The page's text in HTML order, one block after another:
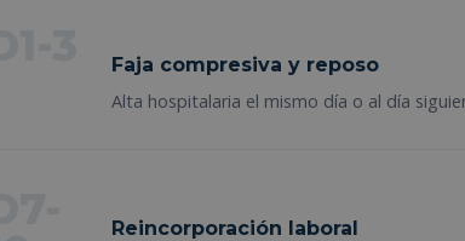
Faja compresiva y reposo
Alta hospitalaria el mismo día o al día
Reincorporación laboral